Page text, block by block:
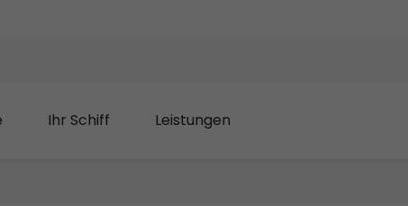
Ihr Schiff Leistungen